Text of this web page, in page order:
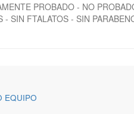
PROBADO - NO
- SIN FTALATOS - SIN
EQUIPO